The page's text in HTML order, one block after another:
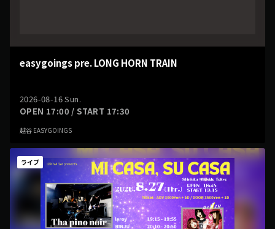
easygoings pre. LONG HORN TRAIN
2026-08-16 Sun.
OPEN 17:00 / START 17:30
越谷 EASYGOINGS
ライブ